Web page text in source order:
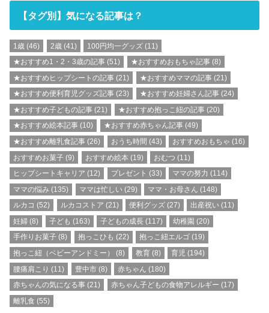
【タグ別】気になる記事は？
1歳 (46) 2歳 (41) 100円均一グッズ(11)
★おすすめ1・2・3歳の記事 (51) ★おすすめおもちゃ記事(8)
★おすすめヒップシートの記事 (21) ★おすすめママの記事(21)
★おすすめ便利育児グッズ記事 (23) ★おすすめ妊婦さん記事(24)
★おすすめ子どもの記事 (21) ★おすすめ抱っこ紐の記事(20)
★おすすめ絵本記事 (10) ★おすすめ赤ちゃん記事(49)
★おすすめ離乳食記事 (26) おうち時間 (43) おすすめおもちゃ (16)
おすすめお菓子 (9) おすすめ絵本 (19) おむつ (11)
ヒップシートキャリア (12) プレゼント (33) ママの努力 (114)
ママの悩み (135) ママは忙しい(29) ママ・お母さん (148)
ルカコ (52) ルカコストア (21) 便利グッズ(27) 出産祝い (11)
妊婦 (8) 子ども (163) 子どもの成長(117) 幼稚園 (20)
手作りお菓子 (8) 抱っこひも (22) 抱っこ紐エルゴ(19)
抱っこ紐（ベビーアンドミー）
(8) 教育(8) 育児 (194)
腰痛肩こり (11) 豊中市(8) 赤ちゃん (180)
赤ちゃんの気になる事 (21) 赤ちゃん子どもの食物アレルギー (17)
離乳食 (55)